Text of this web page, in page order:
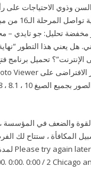
وذوي الاحتياجات على
مرور فيصل
مخفضة تحليل: جو
هل يعني هذا التطور
تحميل برنامج
، ستتاح لك
0:00. 0:00 / 2 Chicago